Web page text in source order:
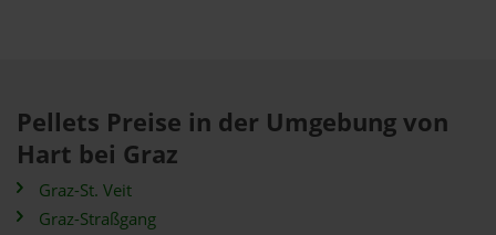
Pellets Preise in der Umgebung von
Hart bei Graz
Graz-St. Veit
Graz-Straßgang